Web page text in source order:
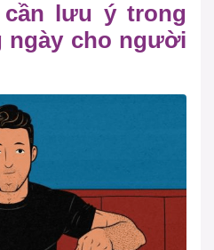
lưu ý trong
ngày cho người